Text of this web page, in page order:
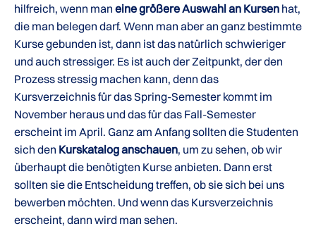
hilfreich, wenn man eine größere Auswahl an Kursen hat,
die man belegen darf. Wenn man aber an ganz bestimmte
Kurse gebunden ist, dann ist das natürlich schwieriger
und auch stressiger. Es ist auch der Zeitpunkt, der den
Prozess stressig machen kann, denn das
Kursverzeichnis für das Spring-Semester kommt im
November heraus und das für das Fall-Semester
erscheint im April. Ganz am Anfang sollten die Studenten
sich den Kurskatalog anschauen, um zu sehen, ob wir
überhaupt die benötigten Kurse anbieten. Dann erst
sollten sie die Entscheidung treffen, ob sie sich bei uns
bewerben möchten. Und wenn das Kursverzeichnis
erscheint, dann wird man sehen.